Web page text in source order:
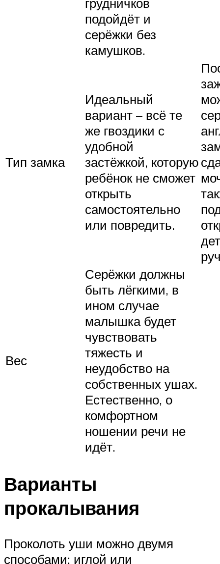
подойдёт и
серёжки без
камушков.
Тип замка
Идеальный
вариант – всё те
же гвоздики с
удобной
застёжкой, которую
ребёнок не сможет
открыть
самостоятельно
или повредить.
Вес
Серёжки должны
быть лёгкими, в
ином случае
малышка будет
чувствовать
тяжесть и
неудобство на
собственных ушах.
Естественно, о
комфортном
ношении речи не
идёт.
Варианты
прокалывания
Проколоть уши можно двумя
способами: иглой или